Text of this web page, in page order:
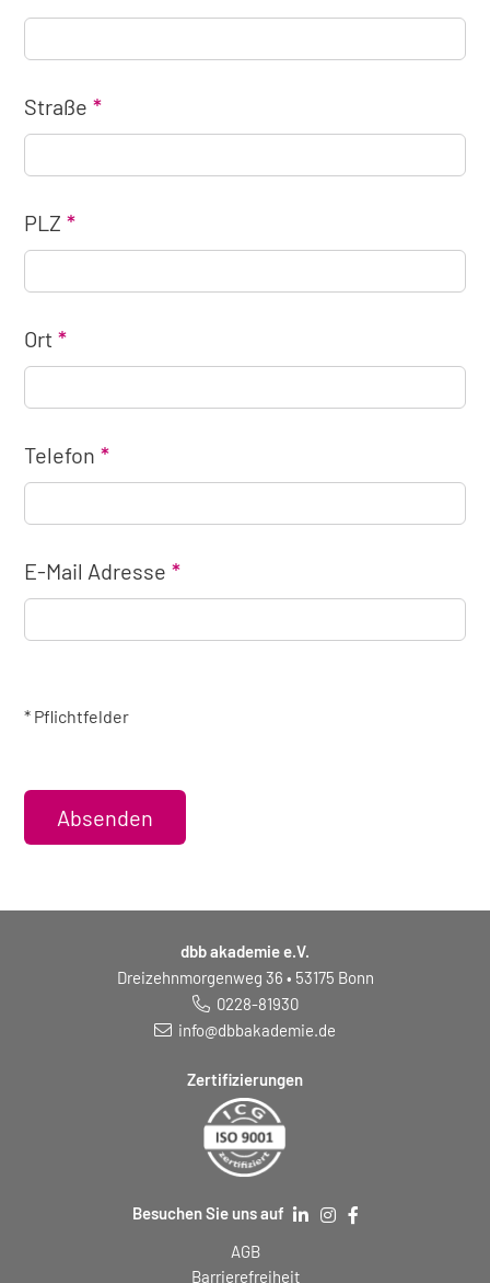
Straße
PLZ
Ort
Telefon
E-Mail Adresse
* Pflichtfelder
Absenden
dbb akademie e.V.
Dreizehnmorgenweg 36 • 53175 Bonn
0228-81930
info@dbbakademie.de
Zertifizierungen
Besuchen Sie uns auf
AGB
Barrierefreiheit